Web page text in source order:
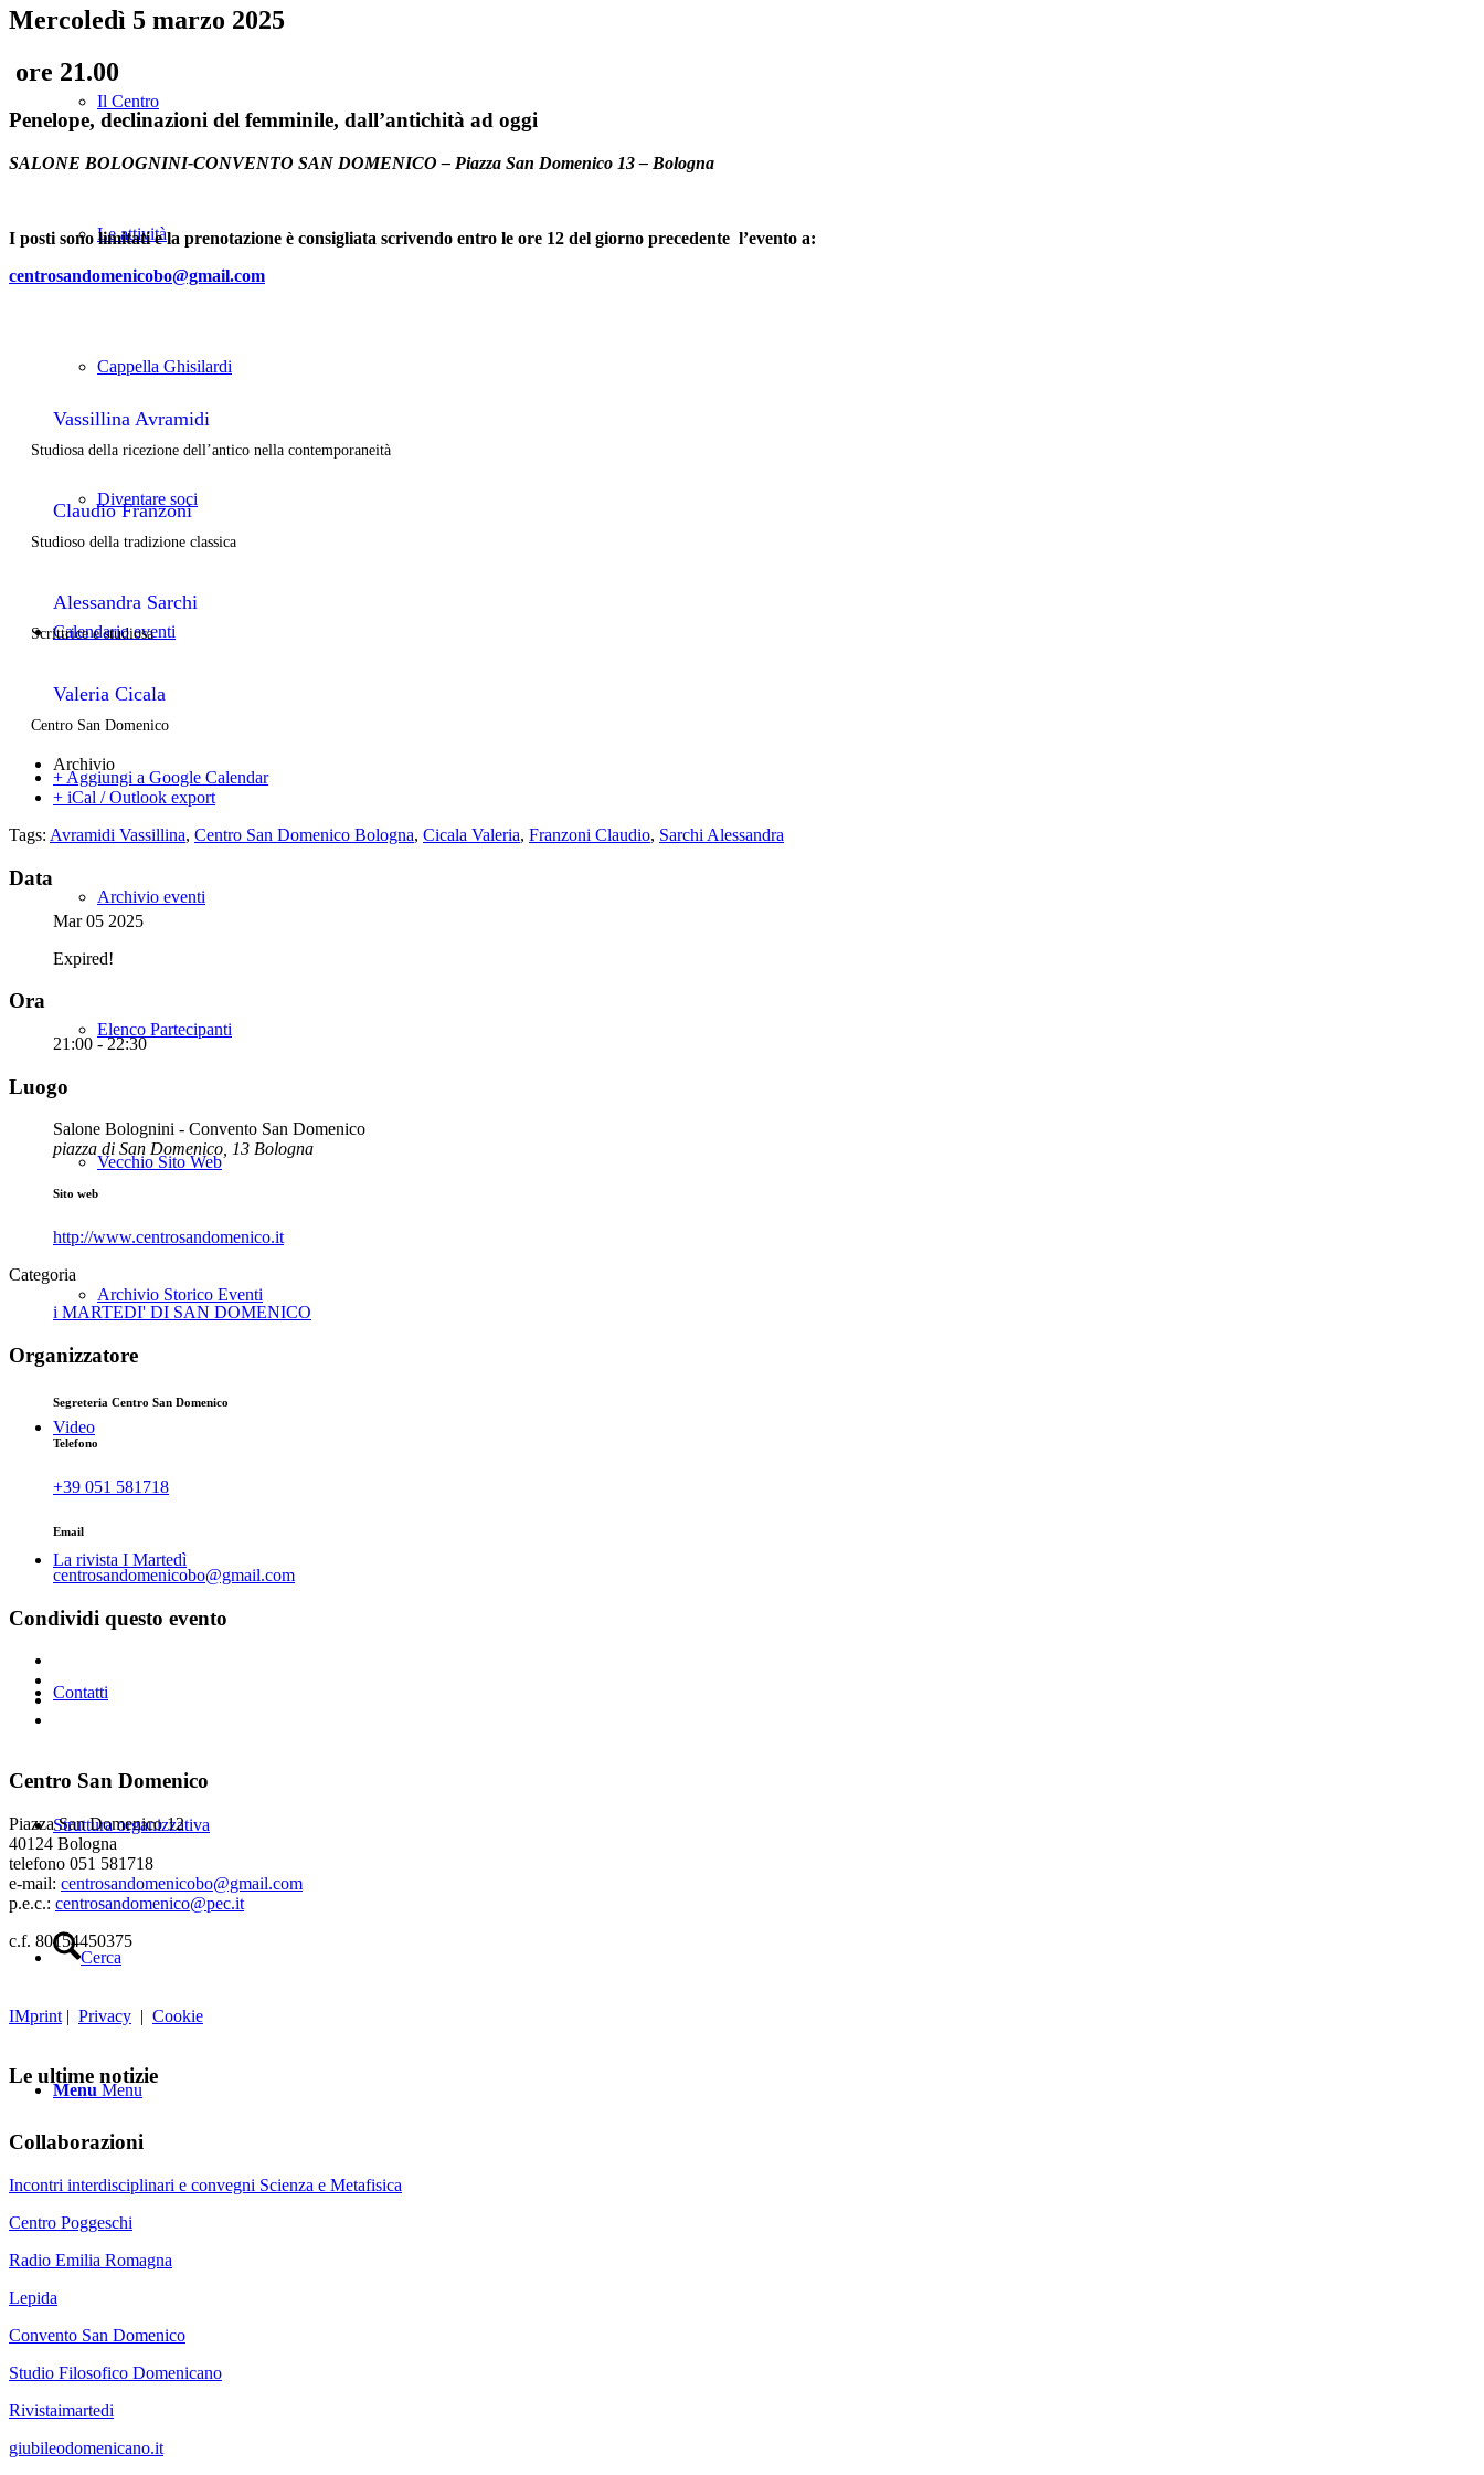
Il Centro
Le attività
Cappella Ghisilardi
Diventare soci
Calendario eventi
Archivio
Archivio eventi
Elenco Partecipanti
Vecchio Sito Web
Archivio Storico Eventi
Video
La rivista I Martedì
Contatti
Struttura organizzativa
Cerca
Menu Menu
Mercoledì 5 marzo 2025
ore 21.00
Penelope, declinazioni del femminile, dall’antichità ad oggi
SALONE BOLOGNINI-CONVENTO SAN DOMENICO – Piazza San Domenico 13 – Bologna
I posti sono limitati e la prenotazione è consigliata scrivendo entro le ore 12 del giorno precedente l’evento a:
centrosandomenicobo@gmail.com
Vassillina Avramidi
Studiosa della ricezione dell’antico nella contemporaneità
Claudio Franzoni
Studioso della tradizione classica
Alessandra Sarchi
Scrittrice e studiosa
Valeria Cicala
Centro San Domenico
+ Aggiungi a Google Calendar
+ iCal / Outlook export
Tags: Avramidi Vassillina, Centro San Domenico Bologna, Cicala Valeria, Franzoni Claudio, Sarchi Alessandra
Data
Mar 05 2025
Expired!
Ora
21:00 - 22:30
Luogo
Salone Bolognini - Convento San Domenico
piazza di San Domenico, 13 Bologna
Sito web
http://www.centrosandomenico.it
Categoria
i MARTEDI' DI SAN DOMENICO
Organizzatore
Segreteria Centro San Domenico
Telefono
+39 051 581718
Email
centrosandomenicobo@gmail.com
Condividi questo evento
Centro San Domenico
Piazza San Domenico 12
40124 Bologna
telefono 051 581718
e-mail: centrosandomenicobo@gmail.com
p.e.c.: centrosandomenico@pec.it
c.f. 80154450375
IMprint | Privacy | Cookie
Le ultime notizie
Collaborazioni
Incontri interdisciplinari e convegni Scienza e Metafisica
Centro Poggeschi
Radio Emilia Romagna
Lepida
Convento San Domenico
Studio Filosofico Domenicano
Rivistaimartedi
giubileodomenicano.it